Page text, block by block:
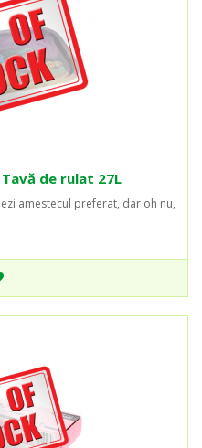
de rulat 27L
amestecul preferat, dar oh nu,